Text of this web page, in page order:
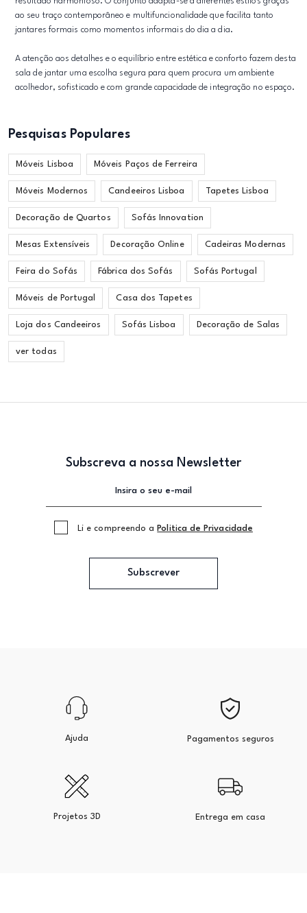
ao seu traço contemporâneo e multifuncionalidade que facilita tanto
jantares formais como momentos informais do dia a dia.
A atenção aos detalhes e o equilíbrio entre estética e conforto fazem desta
sala de jantar uma escolha segura para quem procura um ambiente
acolhedor, sofisticado e com grande capacidade de integração no espaço.
Pesquisas Populares
Móveis Lisboa Móveis Paços de Ferreira
Móveis Modernos Candeeiros Lisboa Tapetes Lisboa
Decoração de Quartos Sofás Innovation
Mesas Extensíveis Decoração Online Cadeiras Modernas
Feira do Sofás Fábrica dos Sofás Sofás Portugal
Móveis de Portugal Casa dos Tapetes
Loja dos Candeeiros Sofás Lisboa Decoração de Salas
ver todas
Subscreva a nossa Newsletter
Li e compreendo a Politica de Privacidade
Subscrever
Ajuda Pagamentos seguros
Projetos 3D Entrega em casa